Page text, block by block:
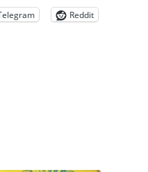
Reddit